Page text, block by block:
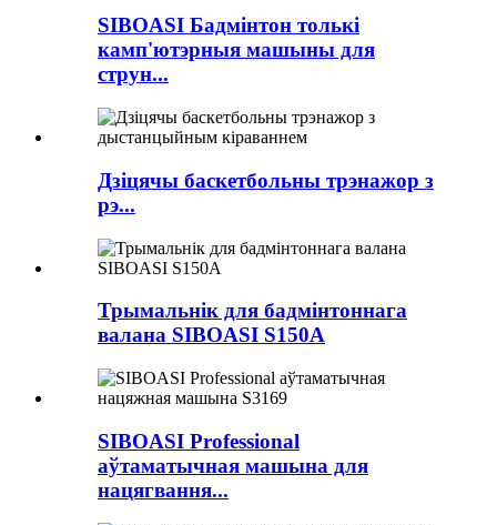
SIBOASI Бадмінтон толькі
камп'ютэрныя машыны для
струн...
Дзіцячы баскетбольны трэнажор з
рэ...
Трымальнік для бадмінтоннага
валана SIBOASI S150A
SIBOASI Professional
аўтаматычная машына для
нацягвання...